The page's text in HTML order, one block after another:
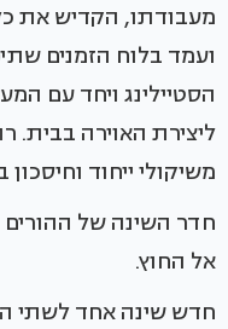
מעבודתו, הקדיש את
ועמד בלוח הזמנים
הסטיילינג ויחד עם
ליצירת האוירה בבית.
משיקולי ייחוד וחיסכון
חדר השינה של
אל החוץ.
חדש שינה אחד לשתי